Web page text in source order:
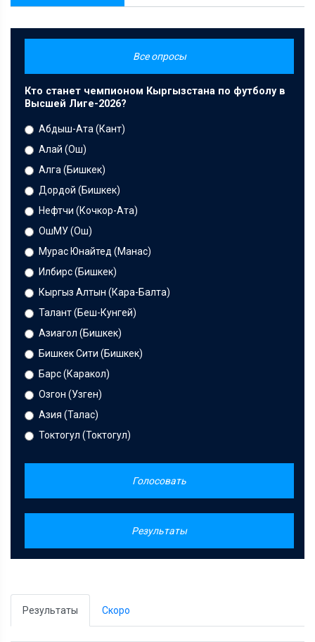
Все опросы
Кто станет чемпионом Кыргызстана по футболу в
Высшей Лиге-2026?
Абдыш-Ата (Кант)
Алай (Ош)
Алга (Бишкек)
Дордой (Бишкек)
Нефтчи (Кочкор-Ата)
ОшМУ (Ош)
Мурас Юнайтед (Манас)
Илбирс (Бишкек)
Кыргыз Алтын (Кара-Балта)
Талант (Беш-Кунгей)
Азиагол (Бишкек)
Бишкек Сити (Бишкек)
Барс (Каракол)
Озгон (Узген)
Азия (Талас)
Токтогул (Токтогул)
Голосовать
Результаты
Результаты Скоро